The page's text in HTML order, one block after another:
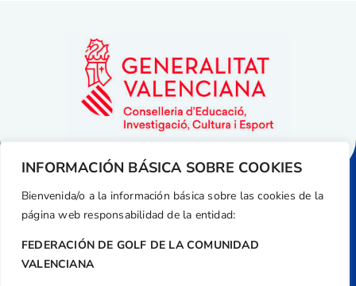
INFORMACIÓN BÁSICA SOBRE COOKIES
Bienvenida/o a la información básica sobre las cookies de la
página web responsabilidad de la entidad:
FEDERACIÓN DE GOLF DE LA COMUNIDAD
VALENCIANA